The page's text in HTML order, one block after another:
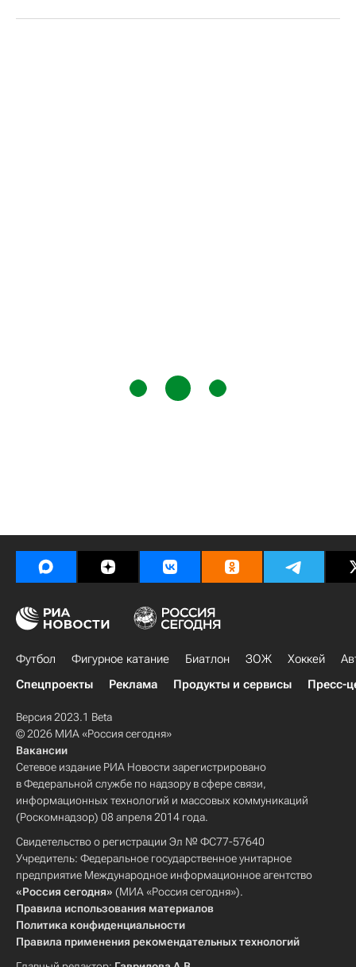
Футбол Фигурное катание Биатлон ЗОЖ Хоккей
Спецпроекты
Реклама Продукты и сервисы Пресс-
Версия 2023.1 Beta
© 2026 МИА «Россия сегодня»
Вакансии
Сетевое издание РИА Новости зарегистрировано
в Федеральной службе по надзору в сфере связи,
информационных технологий и массовых коммуникаций
(Роскомнадзор) 08 апреля 2014 года.
Свидетельство о регистрации Эл № ФС77-57640
Учредитель: Федеральное государственное унитарное
предприятие Международное информационное агентство
«Россия сегодня» (МИА «Россия сегодня»).
Правила использования материалов
Политика конфиденциальности
Правила применения рекомендательных технологий